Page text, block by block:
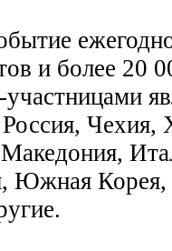
и более 20
участницами
Чехия,
Южная